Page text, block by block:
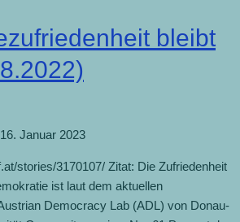
(29.9.2022)
bleibt
16. Januar 2023
stories/3170107/ Zitat: Die Zufriedenheit
ist laut dem aktuellen
Democracy Lab (ADL) von Donau-